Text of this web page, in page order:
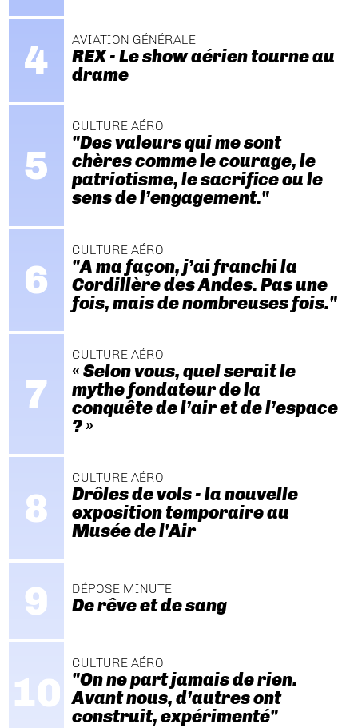
AVIATION GÉNÉRALE
REX - Le show aérien tourne au
drame
CULTURE AÉRO
"Des valeurs qui me sont
chères comme le courage, le
patriotisme, le sacrifice ou le
sens de l’engagement."
CULTURE AÉRO
"A ma façon, j’ai franchi la
Cordillère des Andes. Pas une
fois, mais de nombreuses fois."
CULTURE AÉRO
« Selon vous, quel serait le
mythe fondateur de la
conquête de l’air et de l’espace
? »
CULTURE AÉRO
Drôles de vols - la nouvelle
exposition temporaire au
Musée de l'Air
DÉPOSE MINUTE
De rêve et de sang
CULTURE AÉRO
"On ne part jamais de rien.
Avant nous, d’autres ont
construit, expérimenté"